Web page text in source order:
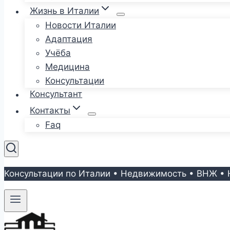
Жизнь в Италии
Новости Италии
Адаптация
Учёба
Медицина
Консультации
Консультант
Контакты
Faq
Консультации по Италии • Недвижимость • ВНЖ •